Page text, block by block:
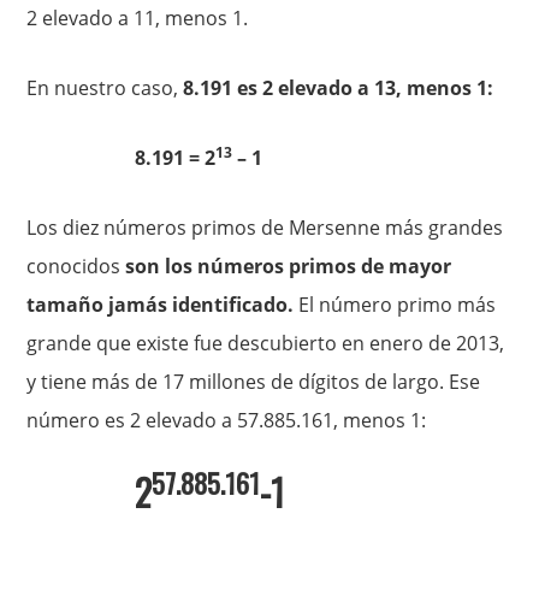
2 elevado a 11, menos 1.
En nuestro caso,8.191 es 2 elevado a 13, menos 1:
8.191 = 213 – 1
Los diez números primos de Mersenne más grandes
conocidosson los números primos de mayor
tamaño jamás identificado. El número primo más
grande que existe fue descubierto en enero de 2013,
y tiene más de 17 millones de dígitos de largo. Ese
número es 2 elevado a 57.885.161, menos 1:
257.885.161-1